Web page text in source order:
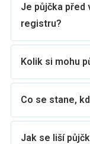
Je půjčka před
registru?
Kolik si mohu
Co se stane,
Jak se liší